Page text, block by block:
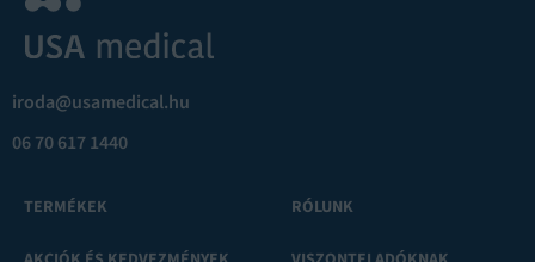
iroda@usamedical.hu
06 70 617 1440
TERMÉKEK RÓLUNK